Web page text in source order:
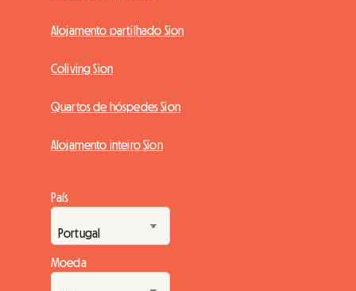
Alojamento partilhado Sion
Coliving Sion
Quartos de hóspedes Sion
Alojamento inteiro Sion
País
Moeda